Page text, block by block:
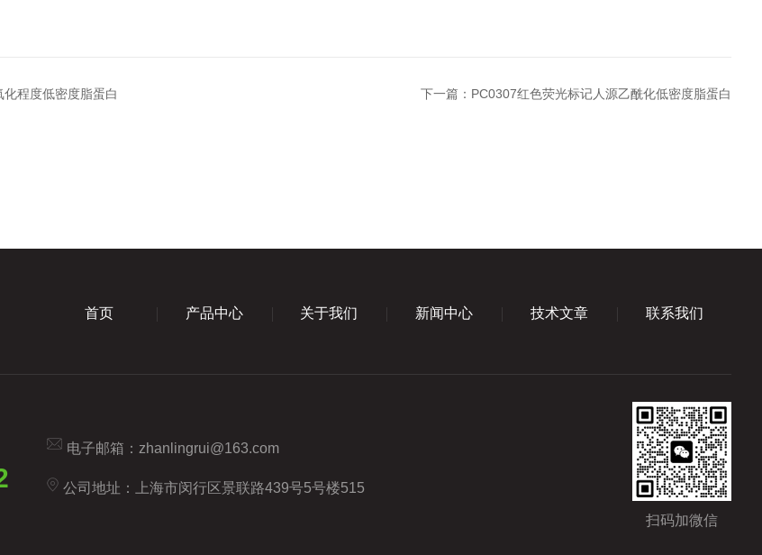
程度低密度脂蛋白 下一篇： PC0307红色荧光标记人源乙酰化低密度脂蛋白
首页 产品中心 关于我们 新闻中心 技术文章 联系我们
电子邮箱： zhanlingrui@163.com
公司地址：上海市闵行区景联路439号5号楼515
扫码加微信